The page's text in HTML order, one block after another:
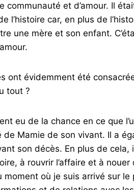
et d’amour. Il
l’histoire car, en plus de
une mère et son enfant.
ont évidemment été
tout ?
eu de la chance en ce que
Mamie de son vivant. Il a
son décès. En plus de
à rouvrir l’affaire et à nouer
où je suis arrivé sur le